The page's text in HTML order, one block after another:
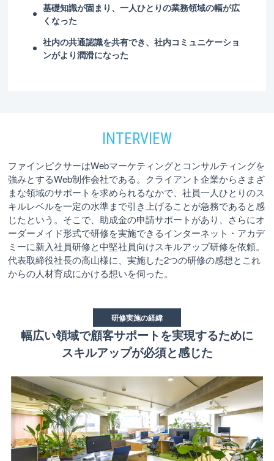
基礎知識が固まり、一人ひとりの業務領域の幅が広
くなった
社内の共通認識を共有でき、社内コミュニケーショ
ンがより潤滑になった
ファインピクサーはWebマーケティングとコンサルティングを
強みとするWeb制作会社である。クライアント企業からさまざ
まな領域のサポートを求められるなかで、社員一人ひとりのス
キルレベルを一定の水準まで引き上げることが急務であると感
じたという。そこで、助成金の申請サポートがあり、さらにオ
ーダーメイド形式で研修を実施できるインターネット・アカデ
ミーに新入社員研修と中堅社員向けスキルアップ研修を依頼。
代表取締役社長の高山様に、実施した2つの研修の感想とこれ
からの人材育成にかける想いを伺った。
研修実施の経緯
幅広い領域で顧客サポートを実現するために
スキルアップが必須と感じた